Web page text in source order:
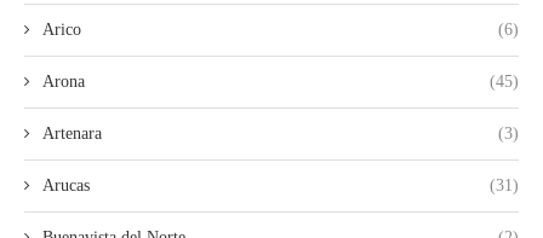
Arico (6)
Arona (45)
Artenara (3)
Arucas (31)